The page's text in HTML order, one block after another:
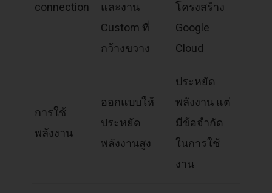
connection
และงาน
Custom ที่
กว้างขวาง
โครงสร้าง
Google
Cloud
การใช้
พลังงาน
ออกแบบให้
ประหยัด
พลังงานสูง
ประหยัด
พลังงาน แต่
มีข้อจำกัด
ในการใช้
งาน